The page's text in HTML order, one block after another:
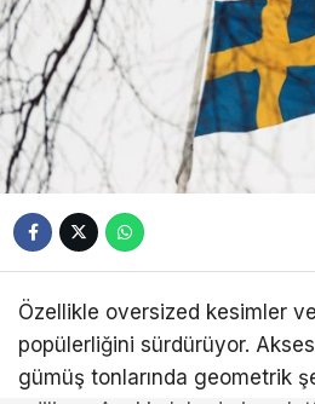
Özellikle oversized kesimler
popülerliğini sürdürüyor.
gümüş tonlarında geometrik